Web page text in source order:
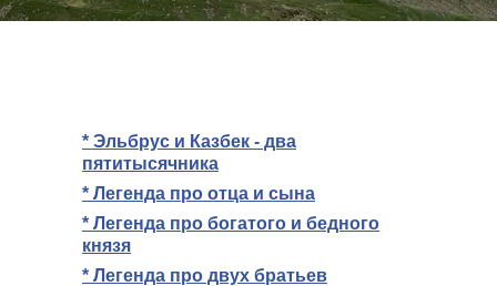
* Легенда про отца и сына
* Легенда про богатого и бедного
князя
* Легенда про двух братьев
* Эльбрус и Казбек - два
пятитысячника